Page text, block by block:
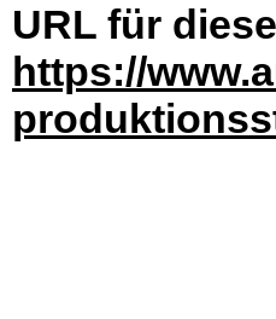
URL für
https://